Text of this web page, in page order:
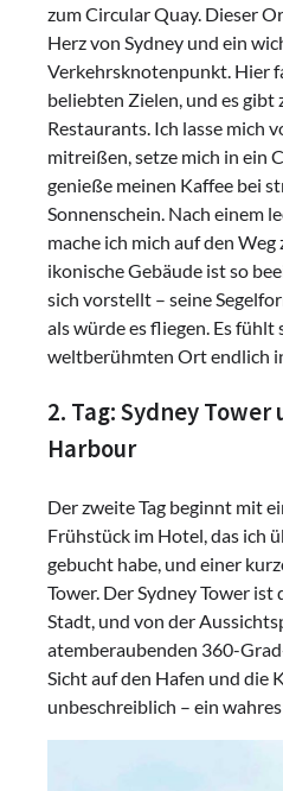
zum Circular Quay. Dieser
Herz von Sydney und ein
Verkehrsknotenpunkt. Hier
beliebten Zielen, und es gibt
Restaurants. Ich lasse mich
mitreißen, setze mich in ein
genieße meinen Kaffee bei
Sonnenschein. Nach einem
mache ich mich auf den
ikonische Gebäude ist so
sich vorstellt – seine
als würde es fliegen. Es fühlt
weltberühmten Ort endlich
2. Tag: Sydney
Harbour
Der zweite Tag beginnt mit
Frühstück im Hotel, das ich
gebucht habe, und einer
Tower. Der Sydney Tower
Stadt, und von der
atemberaubenden 360-
Sicht auf den Hafen und die
unbeschreiblich – ein